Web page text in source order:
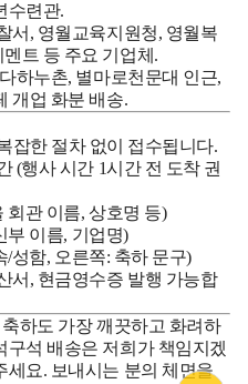
수련관.
서, 영월교육지원청, 영월복
트 등 주요 기업체.
하누촌, 별마로천문대 인근,
개업 화분 배송.
잡한 절차 없이 접수됩니다.
(행사 시간 1시간 전 도착 권
회관 이름, 상호명 등)
부 이름, 기업명)
/성함, 오른쪽: 축하 문구)
서, 현금영수증 발행 가능합
하도 가장 깨끗하고 화려하
구석 배송은 저희가 책임지겠
세요. 보내시는 분의 체면을